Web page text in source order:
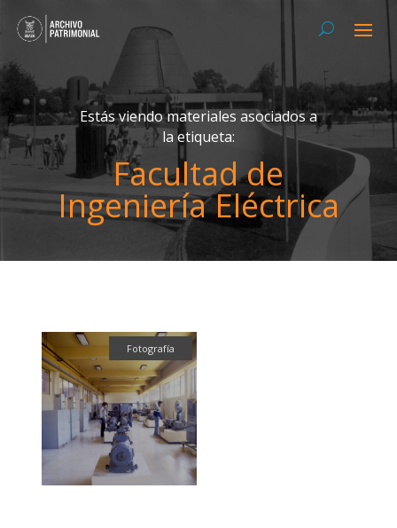
Estás viendo materiales asociados a
la etiqueta:
Facultad de
Ingeniería Eléctrica
Fotografía